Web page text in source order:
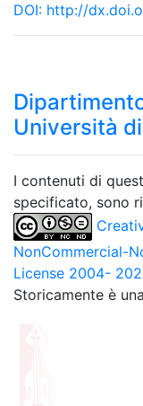
DOI: http://
Università
I contenuti di
specificato, sono
NonCommercial-
License 2004-
Storicamente è